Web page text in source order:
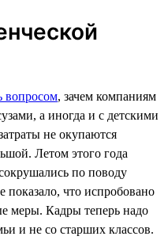
вопросом, зачем компаниям
а иногда и с детскими
не окупаются
Летом этого года
по поводу
что испробовано
меры. Кадры теперь надо
и не со старших классов.